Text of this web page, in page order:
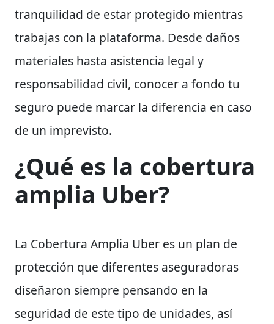
tranquilidad de estar protegido mientras
trabajas con la plataforma. Desde daños
materiales hasta asistencia legal y
responsabilidad civil, conocer a fondo tu
seguro puede marcar la diferencia en caso
de un imprevisto.
¿Qué es la cobertura
amplia Uber?
La Cobertura Amplia Uber es un plan de
protección que diferentes aseguradoras
diseñaron siempre pensando en la
seguridad de este tipo de unidades, así